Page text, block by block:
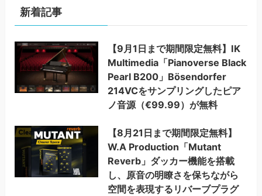
新着記事
【9月1日まで期間限定無料】IK
Multimedia「Pianoverse Black
Pearl B200」Bösendorfer
214VCをサンプリングしたピア
ノ音源（€99.99）が無料
【8月21日まで期間限定無料】
W.A Production「Mutant
Reverb」ダッカー機能を搭載
し、原音の明瞭さを保ちながら
空間を表現するリバーブプラグ